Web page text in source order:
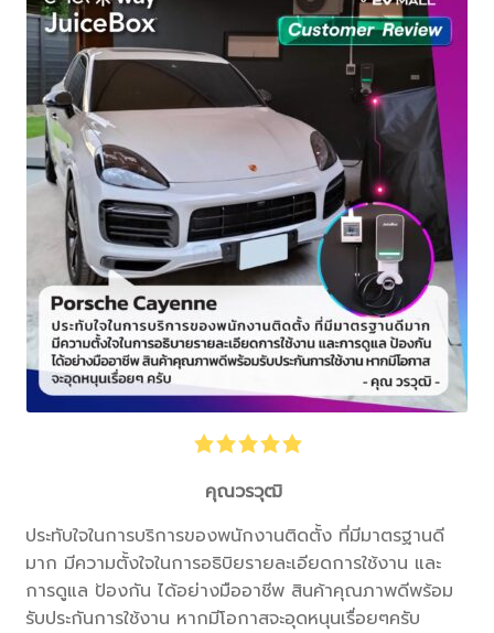
คุณวรวุฒิ
ประทับใจในการบริการของพนักงานติดตั้ง ที่มีมาตรฐานดี
มาก มีความตั้งใจในการอธิบิยรายละเอียดการใช้งาน และ
การดูแล ป้องกัน ได้อย่างมืออาชีพ สินค้าคุณภาพดีพร้อม
รับประกันการใช้งาน หากมีโอกาสจะอุดหนุนเรื่อยๆครับ